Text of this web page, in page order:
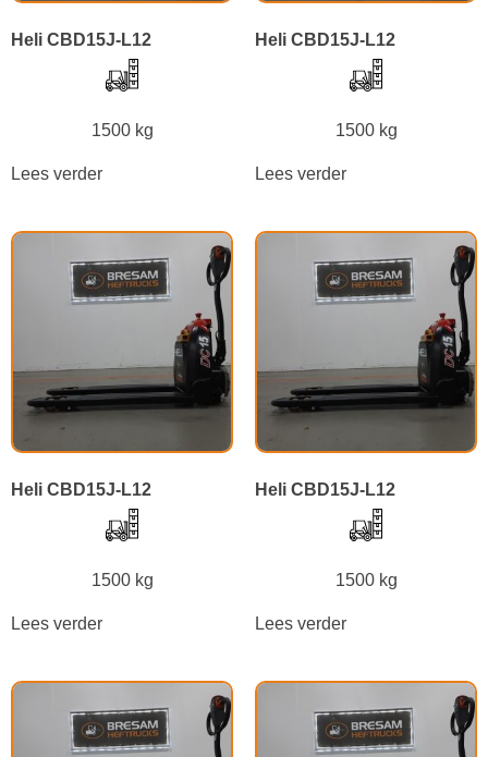
Heli CBD15J-L12
1500 kg
Lees verder
Heli CBD15J-L12
1500 kg
Lees verder
Heli CBD15J-L12
1500 kg
Lees verder
Heli CBD15J-L12
1500 kg
Lees verder